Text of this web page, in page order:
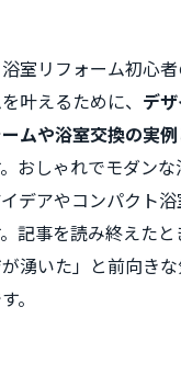
室リフォーム初心
叶えるために、 デ
ムや浴室交換の実
おしゃれでモダン
デアやコンパクト
記事を読み終えた
湧いた」と前向き
。